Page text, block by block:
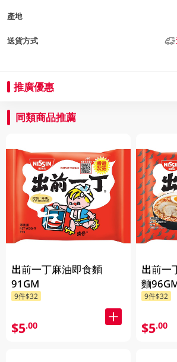
產地
送貨方式
推廣優惠
同類商品推薦
出前一丁麻油即食麵
91GM
9件$32
$5.00
出前一
麵
9件$32
$5.00